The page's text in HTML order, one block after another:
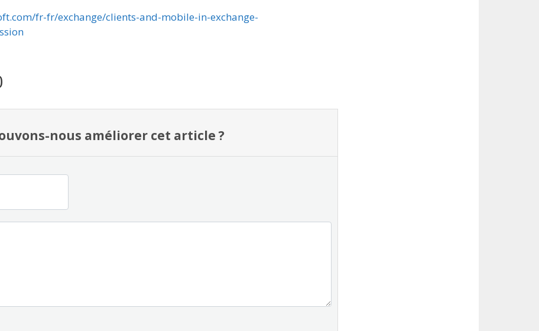
fr-fr/exchange/clients-and-mobile-in-exchange-
nous améliorer cet article ?